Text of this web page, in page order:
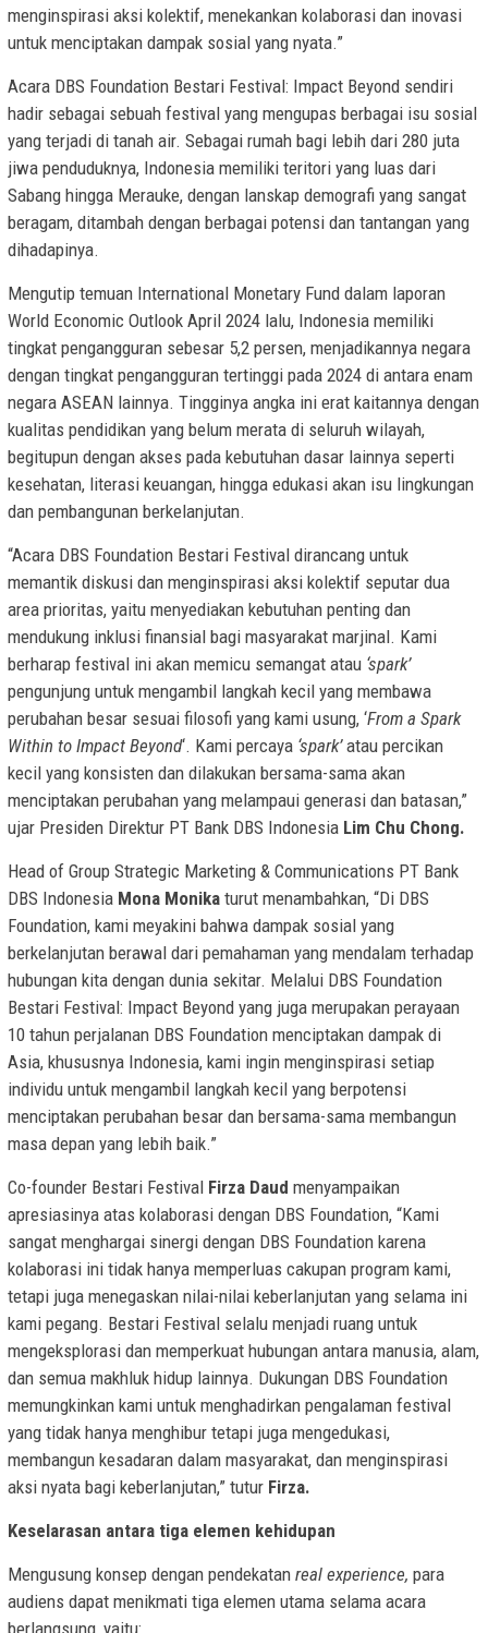
menginspirasi aksi kolektif, menekankan kolaborasi dan inovasi
untuk menciptakan dampak sosial yang nyata.”
Acara DBS Foundation Bestari Festival: Impact Beyond sendiri
hadir sebagai sebuah festival yang mengupas berbagai isu sosial
yang terjadi di tanah air. Sebagai rumah bagi lebih dari 280 juta
jiwa penduduknya, Indonesia memiliki teritori yang luas dari
Sabang hingga Merauke, dengan lanskap demografi yang sangat
beragam, ditambah dengan berbagai potensi dan tantangan yang
dihadapinya.
Mengutip temuan International Monetary Fund dalam laporan
World Economic Outlook April 2024 lalu, Indonesia memiliki
tingkat pengangguran sebesar 5,2 persen, menjadikannya negara
dengan tingkat pengangguran tertinggi pada 2024 di antara enam
negara ASEAN lainnya. Tingginya angka ini erat kaitannya dengan
kualitas pendidikan yang belum merata di seluruh wilayah,
begitupun dengan akses pada kebutuhan dasar lainnya seperti
kesehatan, literasi keuangan, hingga edukasi akan isu lingkungan
dan pembangunan berkelanjutan.
“Acara DBS Foundation Bestari Festival dirancang untuk
memantik diskusi dan menginspirasi aksi kolektif seputar dua
area prioritas, yaitu menyediakan kebutuhan penting dan
mendukung inklusi finansial bagi masyarakat marjinal. Kami
berharap festival ini akan memicu semangat atau ‘spark’
pengunjung untuk mengambil langkah kecil yang membawa
perubahan besar sesuai filosofi yang kami usung, ‘From a Spark
Within to Impact Beyond‘. Kami percaya ‘spark’atau percikan
kecil yang konsisten dan dilakukan bersama-sama akan
menciptakan perubahan yang melampaui generasi dan batasan,”
ujar Presiden Direktur PT Bank DBS Indonesia Lim Chu Chong.
Head of Group Strategic Marketing & Communications PT Bank
DBS Indonesia Mona Monika turut menambahkan, “Di DBS
Foundation, kami meyakini bahwa dampak sosial yang
berkelanjutan berawal dari pemahaman yang mendalam terhadap
hubungan kita dengan dunia sekitar. Melalui DBS Foundation
Bestari Festival: Impact Beyond yang juga merupakan perayaan
10 tahun perjalanan DBS Foundation menciptakan dampak di
Asia, khususnya Indonesia, kami ingin menginspirasi setiap
individu untuk mengambil langkah kecil yang berpotensi
menciptakan perubahan besar dan bersama-sama membangun
masa depan yang lebih baik.”
Co-founder Bestari Festival Firza Daud menyampaikan
apresiasinya atas kolaborasi dengan DBS Foundation, “Kami
sangat menghargai sinergi dengan DBS Foundation karena
kolaborasi ini tidak hanya memperluas cakupan program kami,
tetapi juga menegaskan nilai-nilai keberlanjutan yang selama ini
kami pegang. Bestari Festival selalu menjadi ruang untuk
mengeksplorasi dan memperkuat hubungan antara manusia, alam,
dan semua makhluk hidup lainnya. Dukungan DBS Foundation
memungkinkan kami untuk menghadirkan pengalaman festival
yang tidak hanya menghibur tetapi juga mengedukasi,
membangun kesadaran dalam masyarakat, dan menginspirasi
aksi nyata bagi keberlanjutan,” tutur Firza.
Keselarasan antara tiga elemen kehidupan
Mengusung konsep dengan pendekatan real experience, para
audiens dapat menikmati tiga elemen utama selama acara
berlangsung, yaitu: